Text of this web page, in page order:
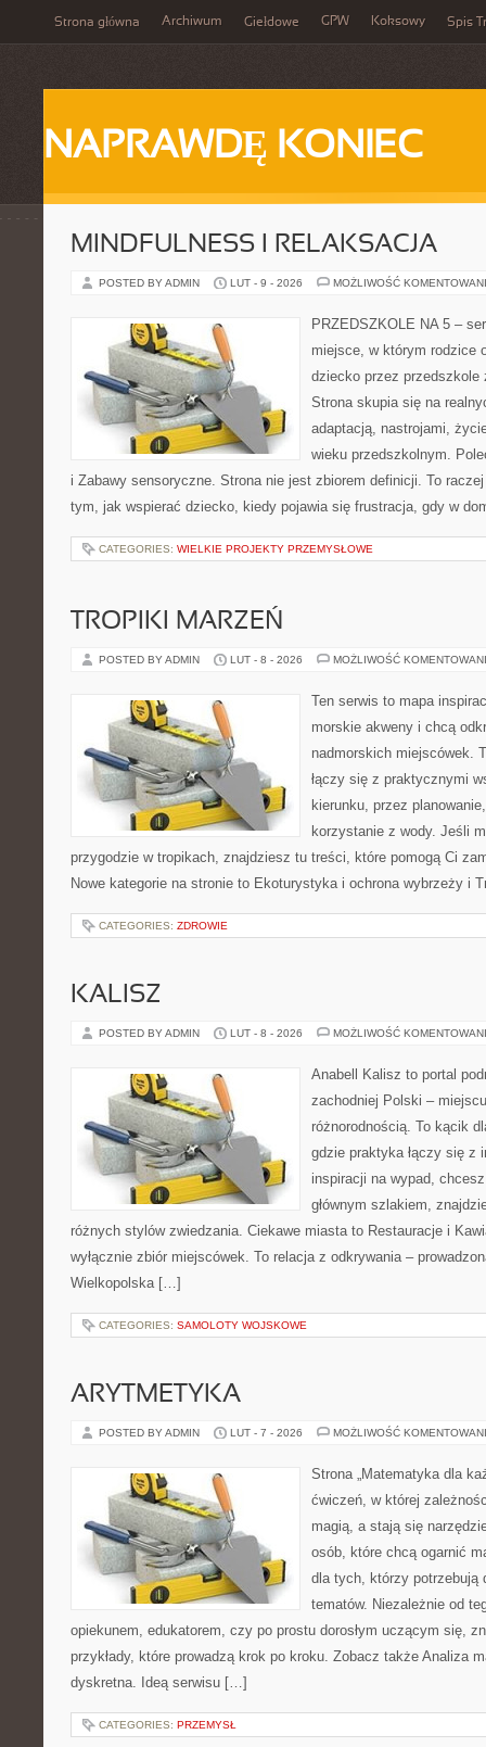
Strona główna Archiwum Giełdowe GPW Koksowy Spis
NAPRAWDĘ KONIEC
MINDFULNESS I RELAKSACJA
POSTED BY ADMIN LUT - 9 - 2026 MOŻLIWOŚĆ
PRZEDSZKOLE NA 5 –
miejsce, w którym rodzice
dziecko przez przedszkole
Strona skupia się na
adaptacją, nastrojami,
wieku przedszkolnym.
i Zabawy sensoryczne. Strona nie jest zbiorem definicji. To
tym, jak wspierać dziecko, kiedy pojawia się frustracja, gdy w
CATEGORIES: WIELKIE PROJEKTY PRZEMYSŁOWE
TROPIKI MARZEŃ
POSTED BY ADMIN LUT - 8 - 2026 MOŻLIWOŚĆ
Ten serwis to mapa
morskie akweny i chcą
nadmorskich miejscówek.
łączy się z praktycznymi
kierunku, przez
korzystanie z wody. Jeśli
przygodzie w tropikach, znajdziesz tu treści, które pomogą Ci
Nowe kategorie na stronie to Ekoturystyka i ochrona wybrzeży i
CATEGORIES: ZDROWIE
KALISZ
POSTED BY ADMIN LUT - 8 - 2026 MOŻLIWOŚĆ
Anabell Kalisz to portal
zachodniej Polski –
różnorodnością. To kącik
gdzie praktyka łączy się z
inspiracji na wypad,
głównym szlakiem,
różnych stylów zwiedzania. Ciekawe miasta to Restauracje i
wyłącznie zbiór miejscówek. To relacja z odkrywania –
Wielkopolska […]
CATEGORIES: SAMOLOTY WOJSKOWE
ARYTMETYKA
POSTED BY ADMIN LUT - 7 - 2026 MOŻLIWOŚĆ
Strona „Matematyka dla
ćwiczeń, w której
magią, a stają się
osób, które chcą ogarnić
dla tych, którzy potrzebują
tematów. Niezależnie od
opiekunem, edukatorem, czy po prostu dorosłym uczącym się,
przykłady, które prowadzą krok po kroku. Zobacz także Analiza
dyskretna. Ideą serwisu […]
CATEGORIES: PRZEMYSŁ